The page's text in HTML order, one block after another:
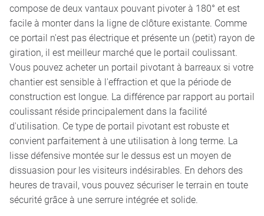
compose de deux vantaux pouvant pivoter à 180° et est
facile à monter dans la ligne de clôture existante. Comme
ce portail n'est pas électrique et présente un (petit) rayon de
giration, il est meilleur marché que le portail coulissant.
Vous pouvez acheter un portail pivotant à barreaux si votre
chantier est sensible à l'effraction et que la période de
construction est longue. La différence par rapport au portail
coulissant réside principalement dans la facilité
d'utilisation. Ce type de portail pivotant est robuste et
convient parfaitement à une utilisation à long terme. La
lisse défensive montée sur le dessus est un moyen de
dissuasion pour les visiteurs indésirables. En dehors des
heures de travail, vous pouvez sécuriser le terrain en toute
sécurité grâce à une serrure intégrée et solide.